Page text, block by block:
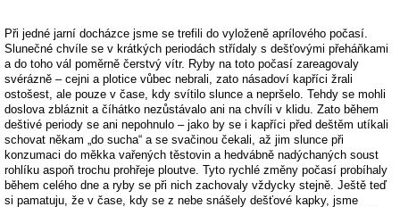
Při jedné jarní docházce jsme se trefili do vyloženě aprílového počasí.
Slunečné chvíle se v krátkých periodách střídaly s dešťovými přeháňkami
a do toho vál poměrně čerstvý vítr. Ryby na toto počasí zareagovaly
svérázně – cejni a plotice vůbec nebrali, zato násadoví kapříci žrali
ostošest, ale pouze v čase, kdy svítilo slunce a nepršelo. Tehdy se mohli
doslova zbláznit a číhátko nezůstávalo ani na chvíli v klidu. Zato během
deštivé periody se ani nepohnulo – jako by se i kapříci před deštěm utíkali
schovat někam „do sucha“ a se svačinou čekali, až jim slunce při
konzumaci do měkka vařených těstovin a hedvábně nadýchaných soust
rohlíku aspoň trochu prohřeje ploutve. Tyto rychlé změny počasí probíhaly
během celého dne a ryby se při nich zachovaly vždycky stejně. Ještě teď
si pamatuju, že v čase, kdy se z nebe snášely dešťové kapky, jsme